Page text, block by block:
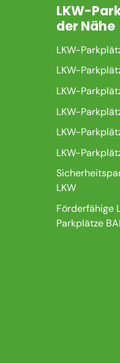
LKW-
der Nähe
LKW-
LKW-
LKW-
LKW-
LKW-
LKW-
LKW
Förderfähige
Parkplätze